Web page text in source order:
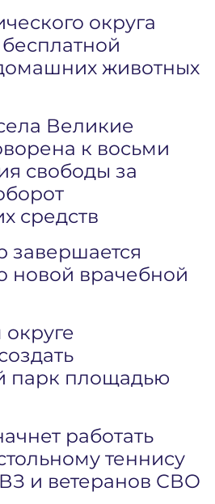
округа
животных
Великие
к восьми
свободы за
средств
завершается
новой врачебной
парк площадью
работать
теннису
и ветеранов СВО